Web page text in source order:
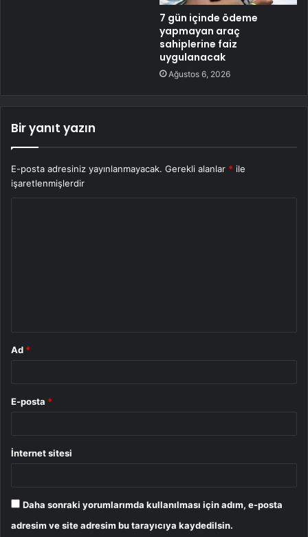
7 gün içinde ödeme
yapmayan araç
sahiplerine faiz
uygulanacak
Ağustos 6, 2026
Bir yanıt yazın
E-posta adresiniz yayınlanmayacak. Gerekli alanlar * ile
işaretlenmişlerdir
Ad *
E-posta *
İnternet sitesi
Daha sonraki yorumlarımda kullanılması için adım, e-posta
adresim ve site adresim bu tarayıcıya kaydedilsin.